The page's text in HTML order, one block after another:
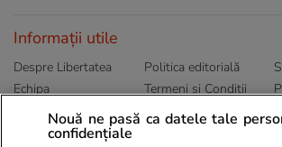
Informații utile
Despre Libertatea
Echipa
Publicitate
Politica de
Politica editorială
Termeni și Conditii
Abonamente
Nouă ne pasă ca datele tale
confidențiale